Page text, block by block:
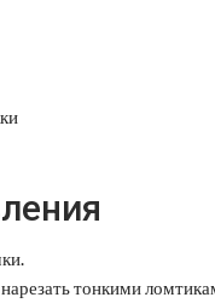
тонкими